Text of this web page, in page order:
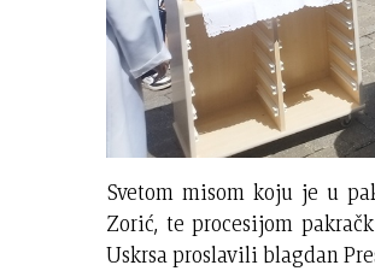
Svetom misom koju je u
Zorić, te procesijom
Uskrsa proslavili blagdan